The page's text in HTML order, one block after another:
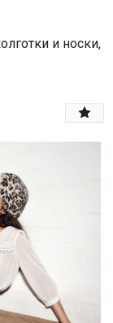
и носки,